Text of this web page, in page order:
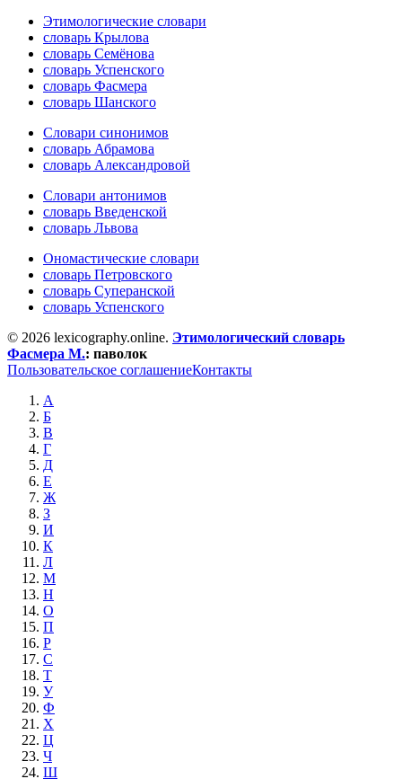
Этимологические словари
словарь Крылова
словарь Семёнова
словарь Успенского
словарь Фасмера
словарь Шанского
Словари синонимов
словарь Абрамова
словарь Александровой
Словари антонимов
словарь Введенской
словарь Львова
Ономастические словари
словарь Петровского
словарь Суперанской
словарь Успенского
© 2026 lexicography.online. Этимологический словарь
Фасмера М.: паволок
Пользовательское соглашениеКонтакты
А
Б
В
Г
Д
Е
Ж
З
И
К
Л
М
Н
О
П
Р
С
Т
У
Ф
Х
Ц
Ч
Ш